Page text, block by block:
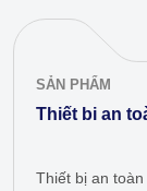
SẢN PHẨM
Thiết bi an
Thiết bị an